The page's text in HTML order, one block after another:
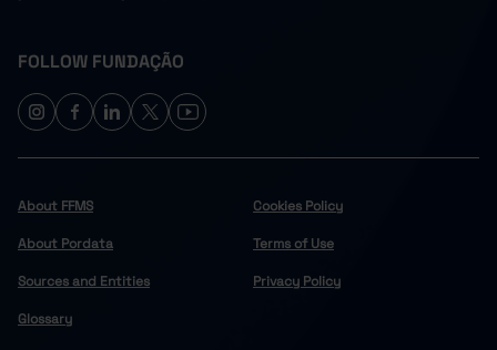
FOLLOW FUNDAÇÃO
About FFMS
About Pordata
Sources and Entities
Glossary
Cookies Policy
Terms of Use
Privacy Policy